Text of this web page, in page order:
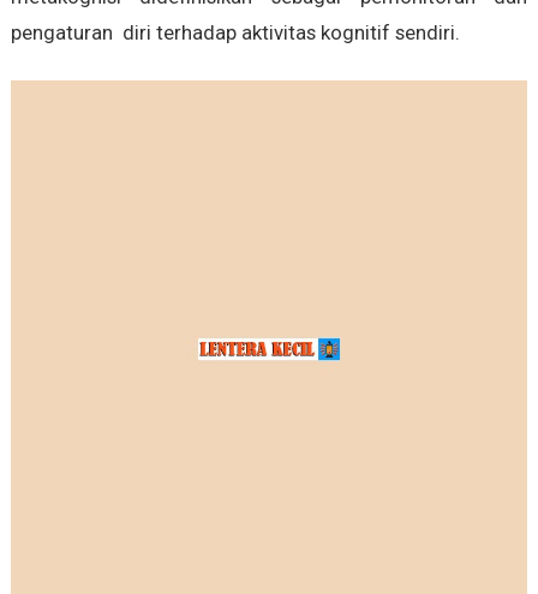
pengaturan diri terhadap aktivitas kognitif sendiri.